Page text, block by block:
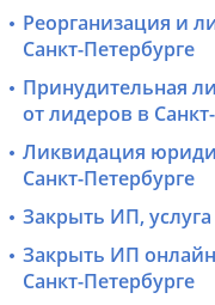
Реорганизация и
Санкт-Петербурге
Принудительная
от лидеров в
Ликвидация
Санкт-Петербурге
Закрыть ИП,
Закрыть ИП
Санкт-Петербурге